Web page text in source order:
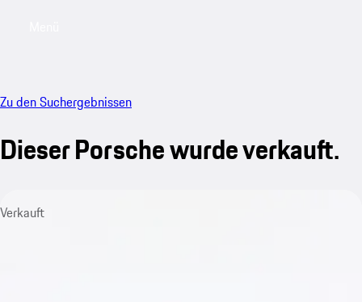
Zu den Suchergebnissen
Dieser Porsche wurde verkauft.
Verkauft